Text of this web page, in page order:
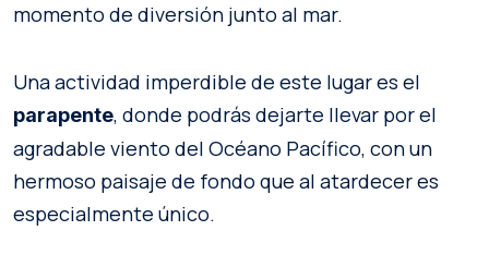
momento de diversión junto al mar.
Una actividad imperdible de este lugar es el
parapente, donde podrás dejarte llevar por el
agradable viento del Océano Pacífico, con un
hermoso paisaje de fondo que al atardecer es
especialmente único.